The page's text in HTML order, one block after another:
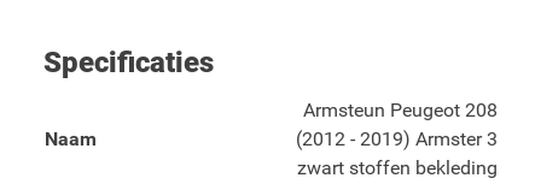
Specificaties
Naam
Armsteun Peugeot 208
(2012 - 2019) Armster 3
zwart stoffen bekleding